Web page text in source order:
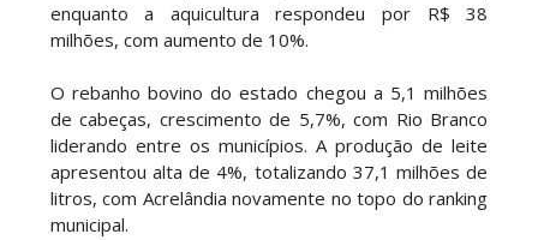
enquanto a aquicultura respondeu por R$ 38
milhões, com aumento de 10%.
O rebanho bovino do estado chegou a 5,1 milhões
de cabeças, crescimento de 5,7%, com Rio Branco
liderando entre os municípios. A produção de leite
apresentou alta de 4%, totalizando 37,1 milhões de
litros, com Acrelândia novamente no topo do ranking
municipal.